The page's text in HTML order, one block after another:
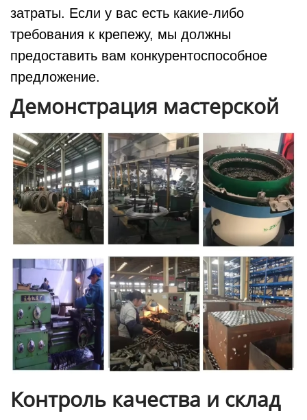
затраты. Если у вас есть какие-либо
требования к крепежу, мы должны
предоставить вам конкурентоспособное
предложение.
Демонстрация мастерской
Контроль качества и склад